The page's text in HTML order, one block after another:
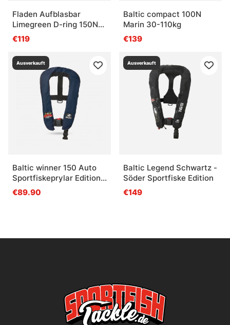
Fladen Aufblasbar
Limegreen D-ring 150N
Automat
€119
Baltic compact 100N
Marin 30-110kg
€139
Ausverkauft
Baltic winner 150 Auto
Sportfiskeprylar Edition
(Navy)
€89.90
Ausverkauft
Baltic Legend Schwartz -
Söder Sportfiske Edition
€149